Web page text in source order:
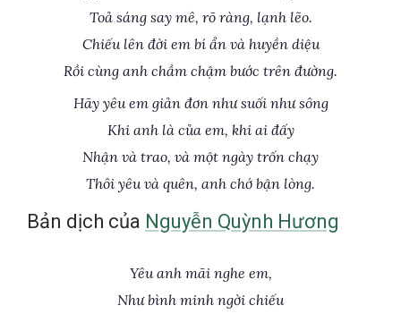
Toả sáng say mê, rõ ràng, lạnh lẽo.
Chiếu lên đời em bí ẩn và huyền diệu
Rồi cùng anh chầm chậm bước trên đường.
Hãy yêu em giản đơn như suối như sông
Khi anh là của em, khi ai đấy
Nhận và trao, và một ngày trốn chạy
Thôi yêu và quên, anh chớ bận lòng.
Bản dịch của Nguyễn Quỳnh Hương
Yêu anh mãi nghe em,
Như bình minh ngời chiếu